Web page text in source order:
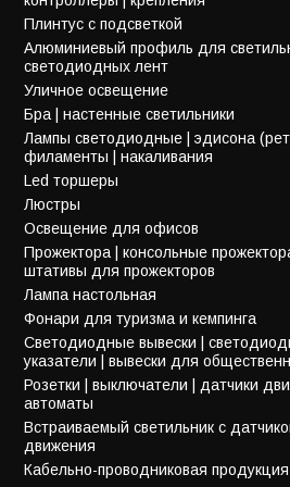
Плинтус с подсветкой
Алюминиевый профиль для
светодиодных лент
Уличное освещение
Бра | настенные светильники
Лампы светодиодные | эдисона
филаменты | накаливания
Led торшеры
Люстры
Освещение для офисов
Прожектора | консольные
штативы для прожекторов
Лампа настольная
Фонари для туризма и кемпинга
Светодиодные вывески |
указатели | вывески для
Розетки | выключатели | датчики
автоматы
Встраиваемый светильник с
движения
Кабельно-проводниковая продукция